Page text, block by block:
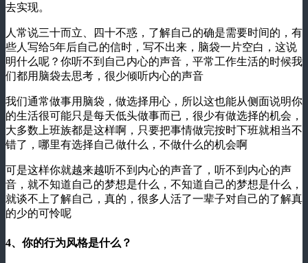
去实现。
人常说三十而立、四十不惑，了解自己的确是需要时间的，有
些人写给5年后自己的信时，写不出来，脑袋一片空白，这说
明什么呢？你听不到自己内心的声音，平常工作生活的时候我
们都用脑袋去思考，很少倾听内心的声音
我们通常做事用脑袋，做选择用心，所以这也能从侧面说明你
的生活很可能只是每天低头做事而已，很少有做选择的机会，
大多数上班族都是这样啊，只要把事情做完按时下班就相当不
错了，哪里有选择自己做什么，不做什么的机会啊
可是这样你就越来越听不到内心的声音了，听不到内心的声
音，就不知道自己的梦想是什么，不知道自己的梦想是什么，
就谈不上了解自己，真的，很多人活了一辈子对自己的了解真
的少的可怜呢
4、你的行为风格是什么？